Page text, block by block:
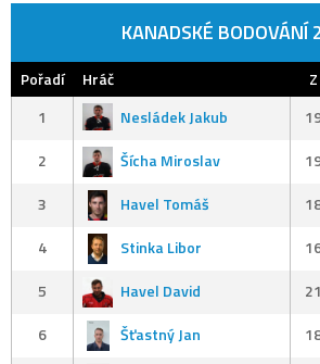
KANADSKÉ
Pořadí Hráč Z
1
Nesládek Jakub
2
Šícha Miroslav
3
Havel Tomáš
4
Stinka Libor
5
Havel David 21
6
Šťastný Jan